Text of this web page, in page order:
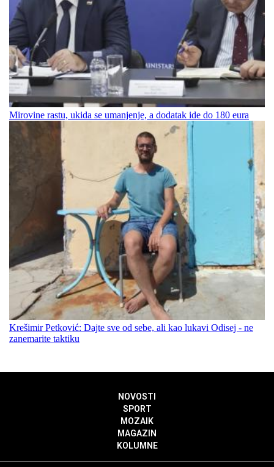
Mirovine rastu, ukida se umanjenje, a dodatak ide do 180 eura
Krešimir Petković: Dajte sve od sebe, ali kao lukavi Odisej - ne
zanemarite taktiku
NOVOSTI
SPORT
MOZAIK
MAGAZIN
KOLUMNE